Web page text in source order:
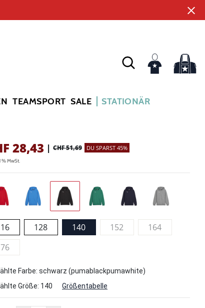
TEAMSPORT SALE STATIONÄR
28,43 | CHF 51,69 DU SPARST 45%
% MwSt.
128 140 152
164
Farbe: schwarz (pumablackpumawhite)
Größe: 140 Größentabelle